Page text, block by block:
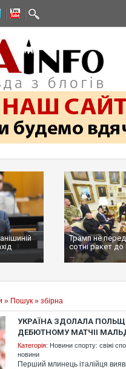
Трамп не
сотні ракет
...
» Пошук » збірна
УКРАЇНА ЗДОЛАЛА
ДЕБЮТНОМУ МАТЧІІ
Категорія: Новини спорту: свіжі
новини
Перший млинець італійця